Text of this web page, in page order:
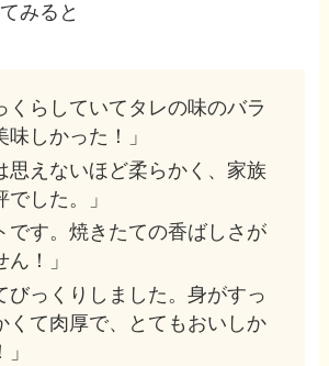
みると
くらしていてタレの味のバラ
味しかった！」
思えないほど柔らかく、家族
した。」
です。焼きたての香ばしさが
！」
びっくりしました。身がすっ
くて肉厚で、とてもおいしか